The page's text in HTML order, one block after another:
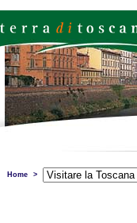
Home >